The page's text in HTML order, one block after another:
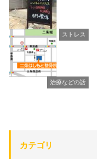
ストレス
治療などの話
カテゴリ